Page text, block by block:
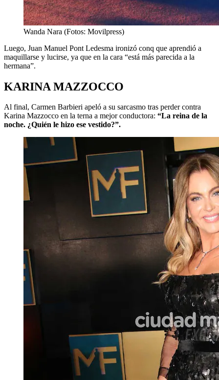
Wanda Nara (Fotos: Movilpress)
Luego, Juan Manuel Pont Ledesma ironizó conq que aprendió a
maquillarse y lucirse, ya que en la cara “está más parecida a la
hermana”.
KARINA MAZZOCCO
Al final, Carmen Barbieri apeló a su sarcasmo tras perder contra
Karina Mazzocco en la terna a mejor conductora: “La reina de la
noche. ¿Quién le hizo ese vestido?”.